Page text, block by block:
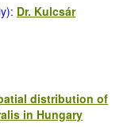
: Dr. Kulcsár
distribution of
in Hungary